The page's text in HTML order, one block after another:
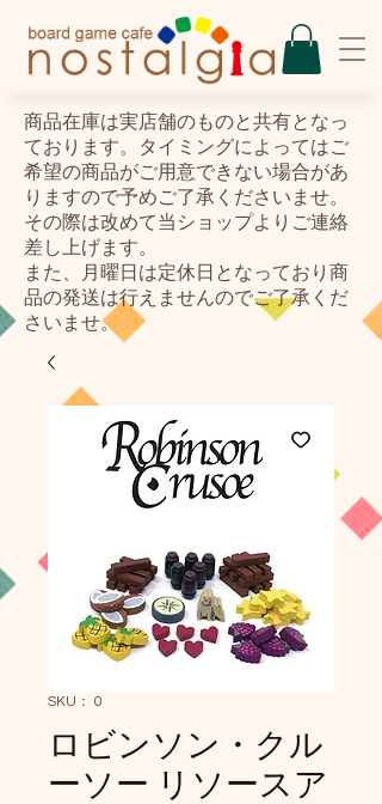
​商品在庫は実店舗のものと共有となっ
ております。タイミングによってはご
希望の商品がご用意できない場合があ
りますので予めご了承くださいませ。
その際は改めて当ショップよりご連絡
差し上げます。
また、月曜日は定休日となっており商
品の発送は行えませんのでご了承くだ
さいませ。
SKU： 0
ロビンソン・クル
ーソー リソースア